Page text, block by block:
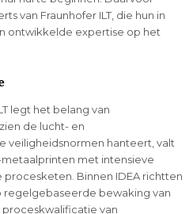
van Fraunhofer ILT, die hun in
ontwikkelde expertise op het
legt het belang van
de lucht- en
veiligheidsnormen hanteert, valt
met intensieve
Binnen IDEA richtten
regelgebaseerde bewaking van
van